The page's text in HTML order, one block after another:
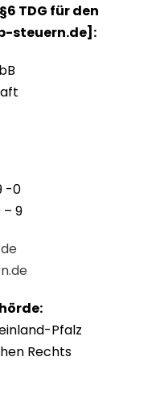
TDG für den
steuern.de]:
-0
– 9
Pfalz
Rechts